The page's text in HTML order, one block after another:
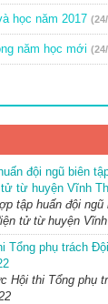
học năm 2017
năm học mới
đội ngũ biên
từ huyện Vĩnh
tập huấn đội
tử từ huyện
Tổng phụ trách
Hội thi Tổng phụ